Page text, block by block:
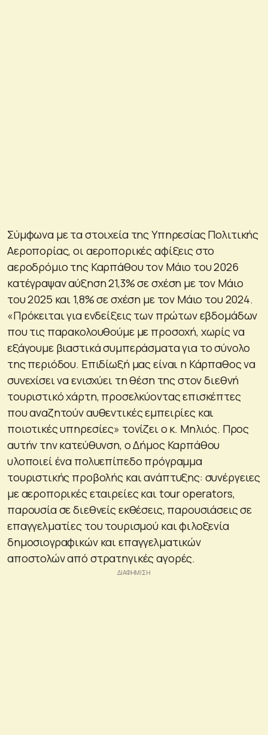
Σύμφωνα με τα στοιχεία της Υπηρεσίας Πολιτικής
Αεροπορίας, οι αεροπορικές αφίξεις στο
αεροδρόμιο της Καρπάθου τον Μάιο του 2026
κατέγραψαν αύξηση 21,3% σε σχέση με τον Μάιο
του 2025 και 1,8% σε σχέση με τον Μάιο του 2024.
«Πρόκειται για ενδείξεις των πρώτων εβδομάδων
που τις παρακολουθούμε με προσοχή, χωρίς να
εξάγουμε βιαστικά συμπεράσματα για το σύνολο
της περιόδου. Επιδίωξή μας είναι η Κάρπαθος να
συνεχίσει να ενισχύει τη θέση της στον διεθνή
τουριστικό χάρτη, προσελκύοντας επισκέπτες
που αναζητούν αυθεντικές εμπειρίες και
ποιοτικές υπηρεσίες» τονίζει ο κ. Μηλιός. Προς
αυτήν την κατεύθυνση, ο Δήμος Καρπάθου
υλοποιεί ένα πολυεπίπεδο πρόγραμμα
τουριστικής προβολής και ανάπτυξης: συνέργειες
με αεροπορικές εταιρείες και tour operators,
παρουσία σε διεθνείς εκθέσεις, παρουσιάσεις σε
επαγγελματίες του τουρισμού και φιλοξενία
δημοσιογραφικών και επαγγελματικών
αποστολών από στρατηγικές αγορές.